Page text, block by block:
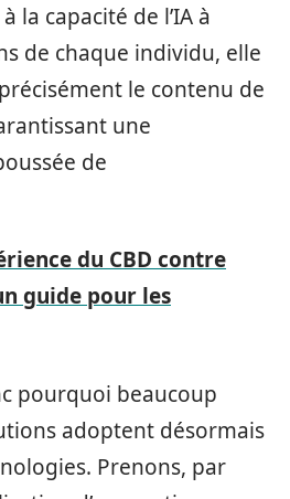
la capacité de l’IA à
de chaque individu, elle
le contenu de
une
de
du CBD contre
guide pour les
pourquoi beaucoup
adoptent désormais
Prenons, par